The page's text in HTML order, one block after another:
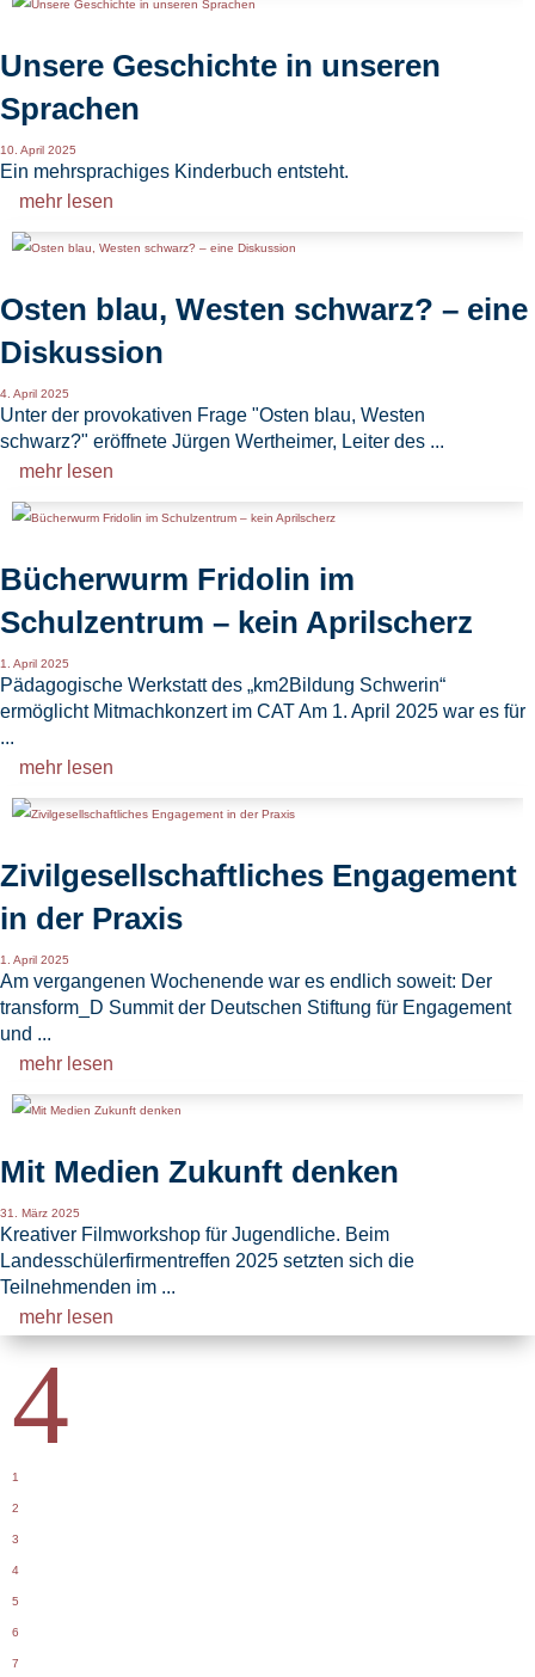
Unsere Geschichte in unseren
Sprachen
10. April 2025
Ein mehrsprachiges Kinderbuch entsteht.
mehr lesen
Osten blau, Westen schwarz? – eine
Diskussion
4. April 2025
Unter der provokativen Frage "Osten blau, Westen
schwarz?" eröffnete Jürgen Wertheimer, Leiter des ...
mehr lesen
Bücherwurm Fridolin im
Schulzentrum – kein Aprilscherz
1. April 2025
Pädagogische Werkstatt des „km2Bildung Schwerin“
ermöglicht Mitmachkonzert im CAT Am 1. April 2025 war es für
...
mehr lesen
Zivilgesellschaftliches Engagement
in der Praxis
1. April 2025
Am vergangenen Wochenende war es endlich soweit: Der
transform_D Summit der Deutschen Stiftung für Engagement
und ...
mehr lesen
Mit Medien Zukunft denken
31. März 2025
Kreativer Filmworkshop für Jugendliche. Beim
Landesschülerfirmentreffen 2025 setzten sich die
Teilnehmenden im ...
mehr lesen
4
1
2
3
4
5
6
7